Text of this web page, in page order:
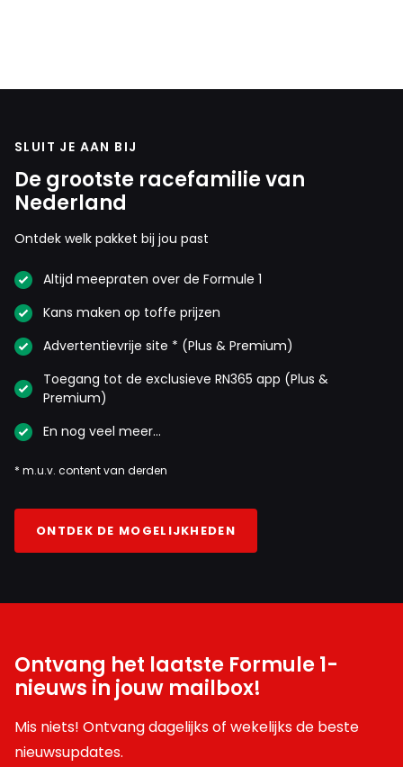
SLUIT JE AAN BIJ
De grootste racefamilie van
Nederland
Ontdek welk pakket bij jou past
Altijd meepraten over de Formule 1
Kans maken op toffe prijzen
Advertentievrije site * (Plus & Premium)
Toegang tot de exclusieve RN365 app (Plus &
Premium)
En nog veel meer…
* m.u.v. content van derden
ONTDEK DE MOGELIJKHEDEN
Ontvang het laatste Formule 1-
nieuws in jouw mailbox!
Mis niets! Ontvang dagelijks of wekelijks de beste
nieuwsupdates.